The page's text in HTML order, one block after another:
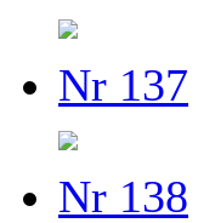
Nr 137
Nr 138